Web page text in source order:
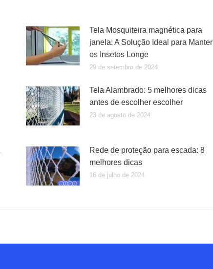
Tela Mosquiteira magnética para
janela: A Solução Ideal para Manter
os Insetos Longe
29 de setembro de 2024
Tela Alambrado: 5 melhores dicas
antes de escolher escolher
23 de agosto de 2024
Rede de proteção para escada: 8
melhores dicas
16 de julho de 2024